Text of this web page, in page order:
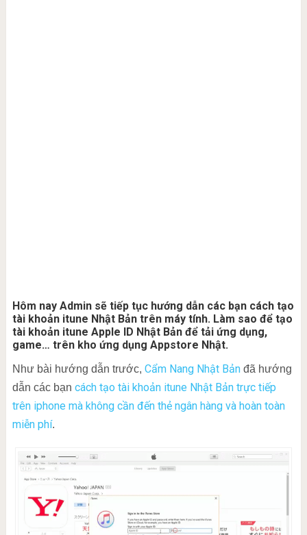
Hôm nay Admin sẽ tiếp tục hướng dẫn các bạn cách tạo
tài khoản itune Nhật Bản trên máy tính. Làm sao để tạo
tài khoản itune Apple ID Nhật Bản để tải ứng dụng,
game… trên kho ứng dụng Appstore Nhật.
Như bài hướng dẫn trước, Cẩm Nang Nhật Bảnđã hướng
dẫn các bạn cách tạo tài khoản itune Nhật Bản trực tiếp
trên iphone mà không cần đến thẻ ngân hàng và hoàn toàn
miễn phí.